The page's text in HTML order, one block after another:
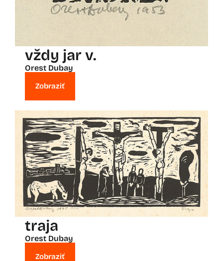
vždy jar v.
Orest Dubay
Zobraziť
traja
Orest Dubay
Zobraziť